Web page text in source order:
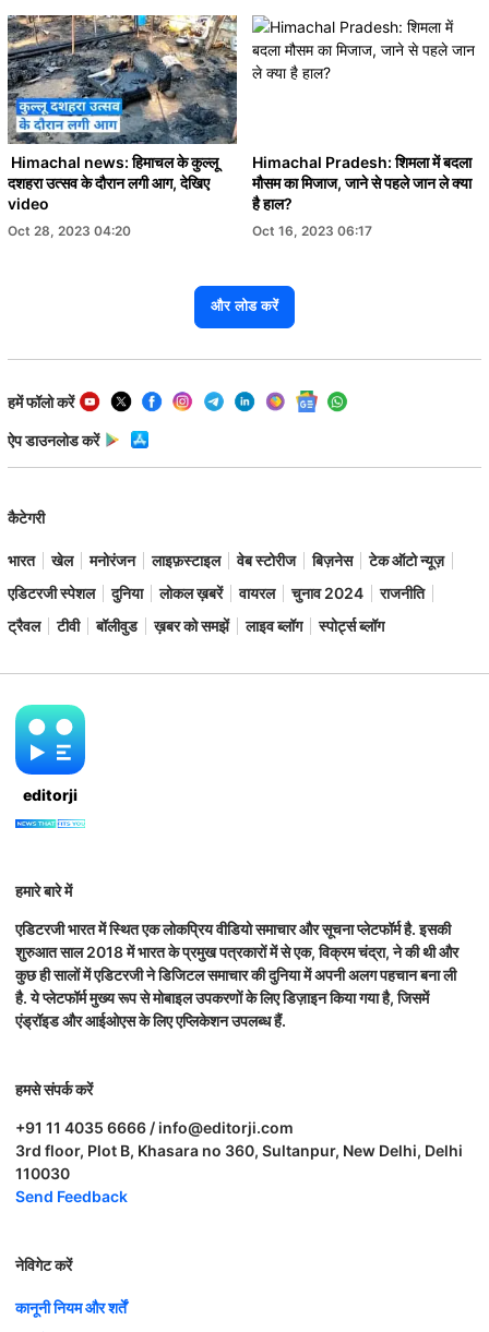
Himachal news: हिमाचल के कुल्लू
दशहरा उत्सव के दौरान लगी आग, देखिए
video
Oct 28, 2023 04:20
Himachal Pradesh: शिमला में बदला
मौसम का मिजाज, जाने से पहले जान ले क्या
है हाल?
Oct 16, 2023 06:17
और लोड करें
हमें फॉलो करें
ऐप डाउनलोड करें
कैटेगरी
भारत खेल मनोरंजन लाइफ़स्टाइल वेब स्टोरीज बिज़नेस
टेक ऑटो न्यूज़
एडिटरजी स्पेशल
दुनिया लोकल ख़बरें वायरल चुनाव 2024
राजनीति
ट्रैवल
टीवी बॉलीवुड ख़बर को समझें लाइव ब्लॉग स्पोर्ट्स ब्लॉग
editorji
हमारे बारे में
एडिटरजी भारत में स्थित एक लोकप्रिय वीडियो समाचार और सूचना प्लेटफॉर्म है. इसकी
शुरुआत साल 2018 में भारत के प्रमुख पत्रकारों में से एक, विक्रम चंद्रा, ने की थी और
कुछ ही सालों में एडिटरजी ने डिजिटल समाचार की दुनिया में अपनी अलग पहचान बना ली
है. ये प्लेटफॉर्म मुख्य रूप से मोबाइल उपकरणों के लिए डिज़ाइन किया गया है, जिसमें
एंड्रॉइड और आईओएस के लिए एप्लिकेशन उपलब्ध हैं.
हमसे संपर्क करें
+91 11 4035 6666 / info@editorji.com
3rd floor, Plot B, Khasara no 360, Sultanpur, New Delhi, Delhi
110030
Send Feedback
नेविगेट करें
कानूनी नियम और शर्तें